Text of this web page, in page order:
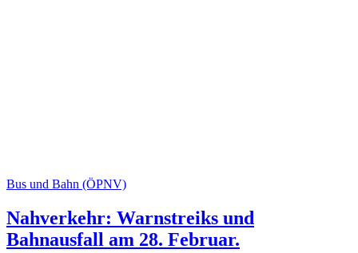
Bus und Bahn (ÖPNV)
Nahverkehr: Warnstreiks und
Bahnausfall am 28. Februar.